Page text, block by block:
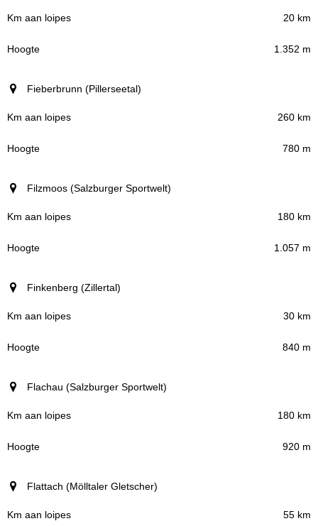
20 km
1.352 m
Fieberbrunn (Pillerseetal)
260 km
780 m
Filzmoos (Salzburger Sportwelt)
180 km
1.057 m
Finkenberg (Zillertal)
30 km
840 m
Flachau (Salzburger Sportwelt)
180 km
920 m
Flattach (Mölltaler Gletscher)
55 km